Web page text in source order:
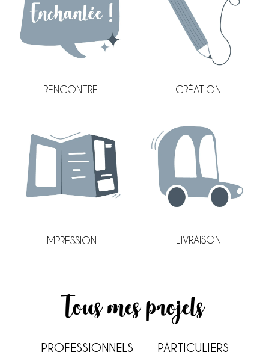
RENCONTRE CRÉATION
IMPRESSION LIVRAISON
Tous mes projets
PROFESSIONNELS PARTICULIERS